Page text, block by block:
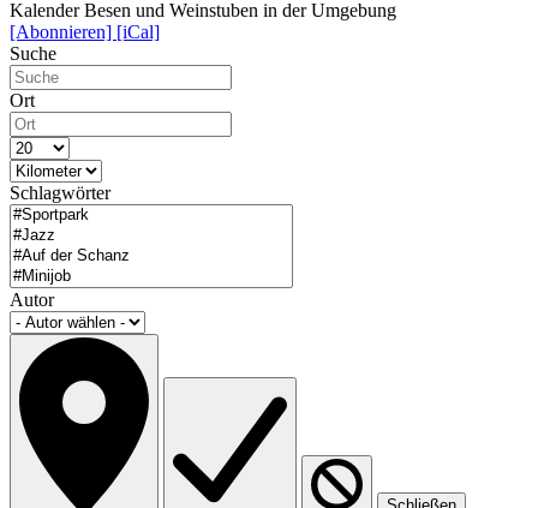
Kalender Besen und Weinstuben in der Umgebung
[Abonnieren] [iCal]
Suche
Ort
Schlagwörter
Autor